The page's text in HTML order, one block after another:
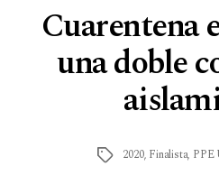
Cuarentena
una doble
2020, Finalista, PPE